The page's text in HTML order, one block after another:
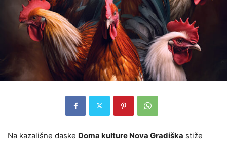
Na kazališne daske Doma kulture Nova Gradiška stiže